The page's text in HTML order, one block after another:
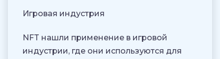
Игровая индустрия
NFT нашли применение в игровой
индустрии, где они используются для